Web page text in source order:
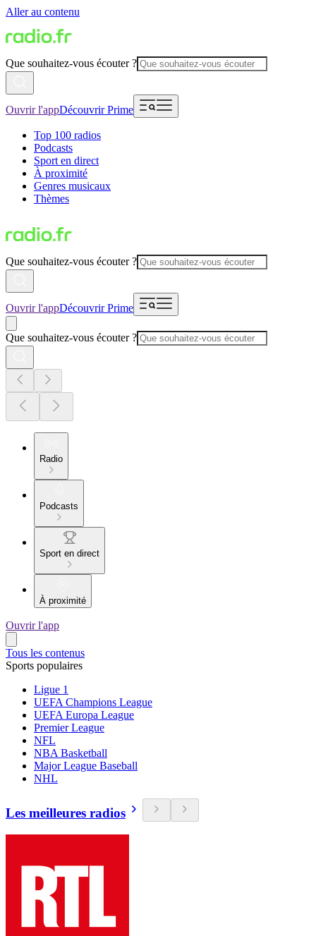
Aller au contenu
Que souhaitez-vous écouter ?
Ouvrir l'appDécouvrir Prime
Top 100 radios
Podcasts
Sport en direct
À proximité
Genres musicaux
Thèmes
Que souhaitez-vous écouter ?
Ouvrir l'appDécouvrir Prime
Que souhaitez-vous écouter ?
Radio
Podcasts
Sport en direct
À proximité
Ouvrir l'app
Tous les contenus
Sports populaires
Ligue 1
UEFA Champions League
UEFA Europa League
Premier League
NFL
NBA Basketball
Major League Baseball
NHL
Les meilleures radios